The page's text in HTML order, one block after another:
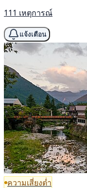
111 เหตุการณ์
แจ้งเตือน
ความเสี่ยงต่ำ